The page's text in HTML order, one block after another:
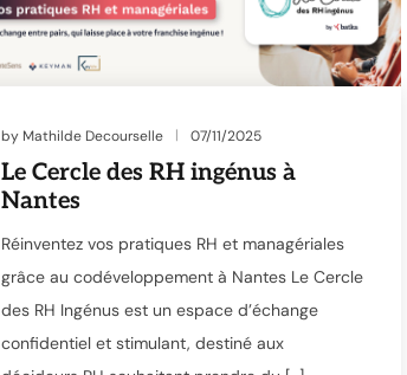
by Mathilde Decourselle 07/11/2025
Le Cercle des RH ingénus à
Nantes
Réinventez vos pratiques RH et managériales
grâce au codéveloppement à Nantes Le Cercle
des RH Ingénus est un espace d’échange
confidentiel et stimulant, destiné aux